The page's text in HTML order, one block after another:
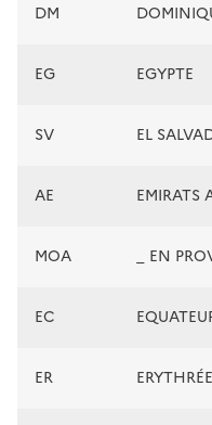
DM
EG EGYPTE
SV EL
AE EMIRATS
MOA _ EN
EC
ER ERYTHRÉE